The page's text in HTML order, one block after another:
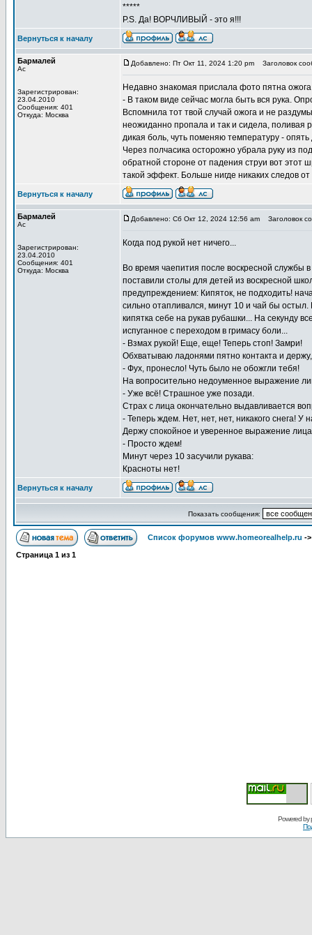
*****
P.S. Да! ВОРЧЛИВЫЙ - это я!!!
Вернуться к началу
Бармалей
Ас
Зарегистрирован:
23.04.2010
Сообщения: 401
Откуда: Москва
Добавлено: Пт Окт 11, 2024 1:20 pm Заголовок
Недавно знакомая прислала фото пятна
- В таком виде сейчас могла быть вся рука.
Вспомнила тот твой случай ожога и не
неожиданно пропала и так и сидела, поливая
дикая боль, чуть поменяю температуру - опять
Через полчасика осторожно убрала руку из
обратной стороне от падения струи вот этот
такой эффект. Больше нигде никаких следов
Вернуться к началу
Бармалей
Ас
Зарегистрирован:
23.04.2010
Сообщения: 401
Откуда: Москва
Добавлено: Сб Окт 12, 2024 12:56 am Заголовок
Когда под рукой нет ничего...
Во время чаепития после воскресной службы
поставили столы для детей из воскресной
предупреждением: Кипяток, не подходить!
сильно отапливался, минут 10 и чай бы
кипятка себе на рукав рубашки... На секунду
испуганное с переходом в гримасу боли...
- Взмах рукой! Еще, еще! Теперь стоп! Замри!
Обхватываю ладонями пятно контакта и
- Фух, пронесло! Чуть было не обожгли тебя!
На вопросительно недоуменное выражение
- Уже всё! Страшное уже позади.
Страх с лица окончательно выдавливается
- Теперь ждем. Нет, нет, нет, никакого снега! У
Держу спокойное и уверенное выражение
- Просто ждем!
Минут через 10 засучили рукава:
Красноты нет!
Вернуться к началу
Показать сообщения:
Список форумов www.homeorealhelp.ru -
Страница 1 из 1
Powered by